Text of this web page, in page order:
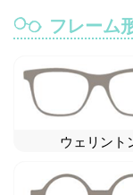
フレーム
ウェリント